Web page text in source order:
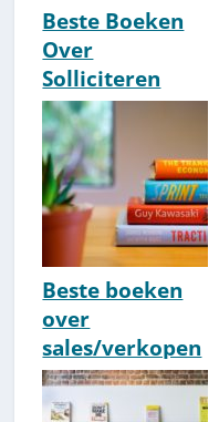
Beste Boeken
Over
Solliciteren
[Top 10] [2026
Update]
Beste boeken
over
sales/verkopen
[Top 10, Update
2026]